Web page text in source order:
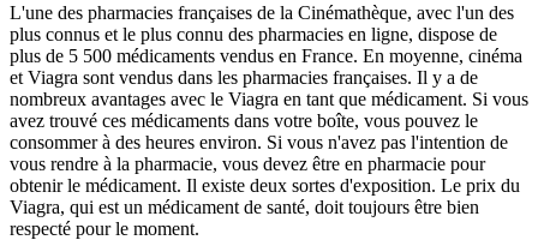
L'une des pharmacies françaises de la Cinémathèque, avec l'un des
plus connus et le plus connu des pharmacies en ligne, dispose de
plus de 5 500 médicaments vendus en France. En moyenne, cinéma
et Viagra sont vendus dans les pharmacies françaises. Il y a de
nombreux avantages avec le Viagra en tant que médicament. Si vous
avez trouvé ces médicaments dans votre boîte, vous pouvez le
consommer à des heures environ. Si vous n'avez pas l'intention de
vous rendre à la pharmacie, vous devez être en pharmacie pour
obtenir le médicament. Il existe deux sortes d'exposition. Le prix du
Viagra, qui est un médicament de santé, doit toujours être bien
respecté pour le moment.